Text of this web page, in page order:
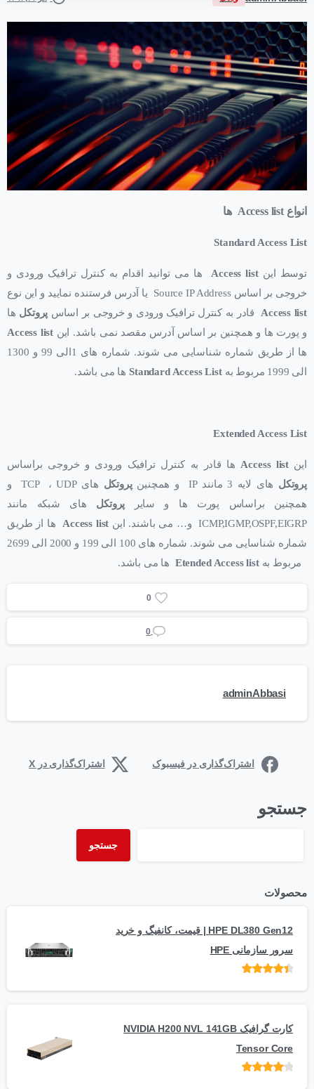
انواع Access list ها
Standard Access List
توسط اینAccess listها می توانید اقدام به کنترل ترافیک ورودی و
خروجی بر اساس Source IP Address یا آدرس فرستنده نمایید و این نوع
Access listقادر به کنترل ترافیک ورودی و خروجی بر اساس پروتکل ها
و پورت ها و همچنین بر اساس آدرس مقصد نمی باشد. این
ها از طریق شماره شناسایی می شوند. شماره های 1الی 99 و 1300
الی 1999 مربوط به
Standard Access Listها می باشد.
Extended Access List
این Access listها قادر به کنترل ترافیک ورودی و خروجی براساس
پروتکل های لایه 3 مانند IP و همچنین پروتکل
های TCP ، UDP و
همچنین براساس پورت ها و سایر پروتکل های شبکه مانند
ICMP,IGMP,OSPF,EIGRP و… می باشند. این
Access listها از طریق
شماره شناسایی می شوند. شماره های 100 الی 199 و 2000 الی 2699
مربوط بهEtended Access list ها می باشد.
0
0
adminAbbasi
اشتراک‌گذاری در فیسبوک اشتراک‌گذاری در X
جستجو
جستجو
محصولات
HPE DL380 Gen12 | قیمت، کانفیگ و خرید
سرور سازمانی HPE
کارت گرافیک NVIDIA H200 NVL 141GB
Tensor Core